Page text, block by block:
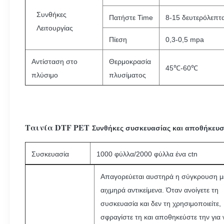
Συνθήκες
Λειτουργίας
Πατήστε Time 8-15
Πίεση 0,3-0,5 mpa
Αντίσταση στο
πλύσιμο
Θερμοκρασία
πλυσίματος
45℃-60℃
Ταινία DTF PET Συνθήκες συσκευασίας και
Συσκευασία 1000 φύλλα/2000 φύλλα ένα ctn
Απαγορεύεται αυστηρά η σύγκρουση
αιχμηρά αντικείμενα. Όταν ανοίγετε τη
συσκευασία και δεν τη χρησιμοποιείτε,
σφραγίστε τη και αποθηκεύστε την για